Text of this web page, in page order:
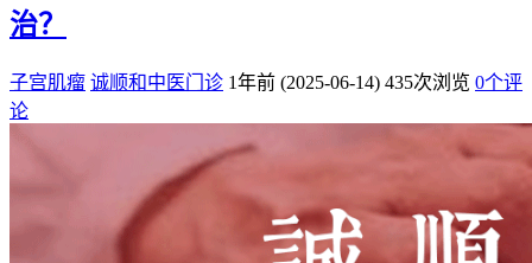
治？
子宫肌瘤 诚顺和中医门诊 1年前 (2025-06-14) 435次浏览 0个评
论